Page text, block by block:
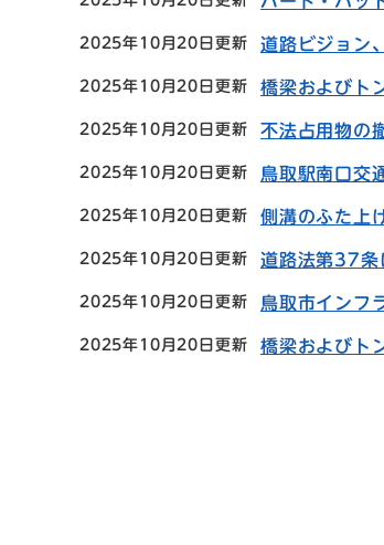
2025年10月20日更新 道路ビジョン
2025年10月20日更新 橋梁およびト
2025年10月20日更新 不法占用物の
2025年10月20日更新 鳥取駅南口交
2025年10月20日更新 側溝のふた上
2025年10月20日更新 道路法第37条
2025年10月20日更新 鳥取市インフ
2025年10月20日更新 橋梁およびト